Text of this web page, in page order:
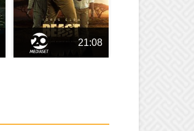
21:08